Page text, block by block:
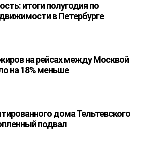
итоги полугодия по
в Петербурге
на рейсах между Москвой
на 18% меньше
дома Тельтевского
подвал